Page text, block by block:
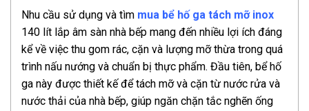
Nhu cầu sử dụng và tìm mua bể hố ga tách mỡ inox
140 lít lắp âm sàn nhà bếp mang đến nhiều lợi ích đáng
kể về việc thu gom rác, cặn và lượng mỡ thừa trong quá
trình nấu nướng và chuẩn bị thực phẩm. Đầu tiên, bể hố
ga này được thiết kế để tách mỡ và cặn từ nước rửa và
nước thải của nhà bếp, giúp ngăn chặn tắc nghẽn ống